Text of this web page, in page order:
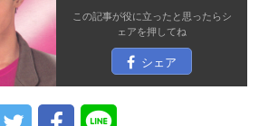
この記事が役に立ったと思ったらシ
ェアを押してね
シェア